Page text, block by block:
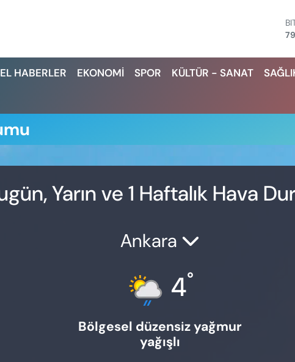
HABERLER EKONOMİ SPOR KÜLTÜR - SANAT
Yarın ve 1 Haftalık Hava
Ankara
4°
Bölgesel düzensiz yağmur
yağışlı